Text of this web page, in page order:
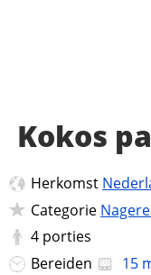
Kokos
Herkomst
Categorie
4 porties
Bereiden
15